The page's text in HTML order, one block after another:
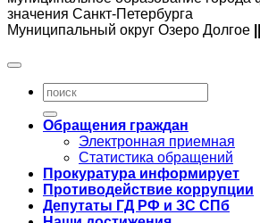
значения Санкт-Петербурга
Муниципальный округ Озеро Долгое
Обращения граждан
Электронная приемная
Статистика обращений
Прокуратура информирует
Противодействие коррупции
Депутаты ГД РФ и ЗС СПб